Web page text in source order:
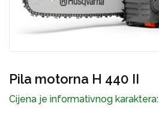
Pila motorna H 440 II
Cijena je informativnog karaktera: